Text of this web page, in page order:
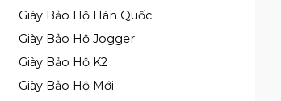
Giày Bảo Hộ Hàn Quốc
Giày Bảo Hộ Jogger
Giày Bảo Hộ K2
Giày Bảo Hộ Mới